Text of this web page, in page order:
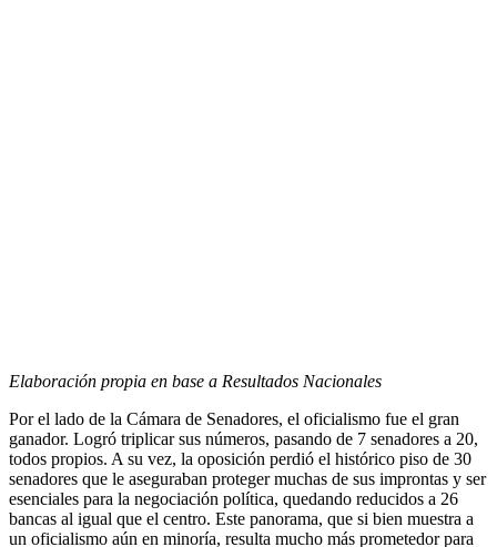
Elaboración propia en base a Resultados Nacionales
Por el lado de la Cámara de Senadores, el oficialismo fue el gran
ganador. Logró triplicar sus números, pasando de 7 senadores a 20,
todos propios. A su vez, la oposición perdió el histórico piso de 30
senadores que le aseguraban proteger muchas de sus improntas y ser
esenciales para la negociación política, quedando reducidos a 26
bancas al igual que el centro. Este panorama, que si bien muestra a
un oficialismo aún en minoría, resulta mucho más prometedor para